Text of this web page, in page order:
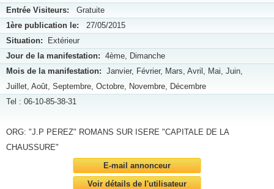
Entrée Visiteurs: Gratuite
1ère publication le: 27/05/2015
Situation: Extérieur
Jour de la manifestation: 4ème, Dimanche
Mois de la manifestation: Janvier, Février, Mars, Avril, Mai, Juin,
Juillet, Août, Septembre, Octobre, Novembre, Décembre
Tel : 06-10-85-38-31
ORG: "J.P PEREZ" ROMANS SUR ISERE "CAPITALE DE LA
CHAUSSURE"
E-mail annonceur
Voir détails de l'utilisateur